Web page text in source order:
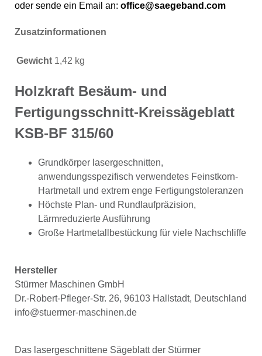
oder sende ein Email an: office@saegeband.com
Zusatzinformationen
Gewicht 1,42 kg
Holzkraft Besäum- und
Fertigungsschnitt-Kreissägeblatt
KSB-BF 315/60
Grundkörper lasergeschnitten,
anwendungsspezifisch verwendetes Feinstkorn-
Hartmetall und extrem enge Fertigungstoleranzen
Höchste Plan- und Rundlaufpräzision,
Lärmreduzierte Ausführung
Große Hartmetallbestückung für viele Nachschliffe
Hersteller
Stürmer Maschinen GmbH
Dr.-Robert-Pfleger-Str. 26, 96103 Hallstadt, Deutschland
info@stuermer-maschinen.de
Das lasergeschnittene Sägeblatt der Stürmer